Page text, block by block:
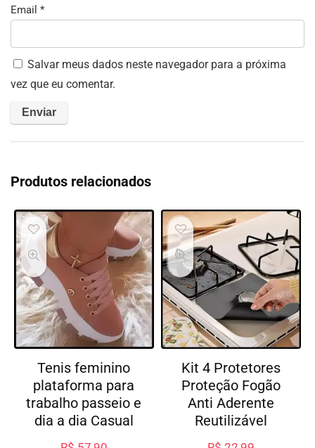
Email *
Salvar meus dados neste navegador para a próxima
vez que eu comentar.
Produtos relacionados
Tenis feminino
plataforma para
trabalho passeio e
dia a dia Casual
Kit 4 Protetores
Proteção Fogão
Anti Aderente
Reutilizável